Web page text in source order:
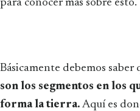
para conocer más sobre esto.
Básicamente debemos saber
son los segmentos en los
forma la tierra. Aquí es